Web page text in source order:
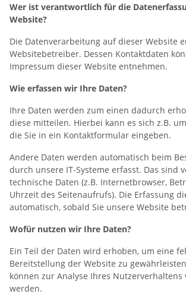
Wer ist verantwortlich für die
Website?
Die Datenverarbeitung auf dieser Website
Websitebetreiber. Dessen Kontaktdaten
Impressum dieser Website entnehmen.
Wie erfassen wir Ihre Daten?
Ihre Daten werden zum einen dadurch
diese mitteilen. Hierbei kann es sich z.B.
die Sie in ein Kontaktformular eingeben.
Andere Daten werden automatisch beim
durch unsere IT-Systeme erfasst. Das sind
technische Daten (z.B. Internetbrowser,
Uhrzeit des Seitenaufrufs). Die Erfassung
automatisch, sobald Sie unsere Website
Wofür nutzen wir Ihre Daten?
Ein Teil der Daten wird erhoben, um eine
Bereitstellung der Website zu
können zur Analyse Ihres Nutzerverhaltens
werden.